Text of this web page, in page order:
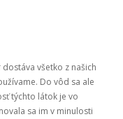
dostáva všetko z našich
Do vôd sa ale
týchto látok je vo
sa im v minulosti